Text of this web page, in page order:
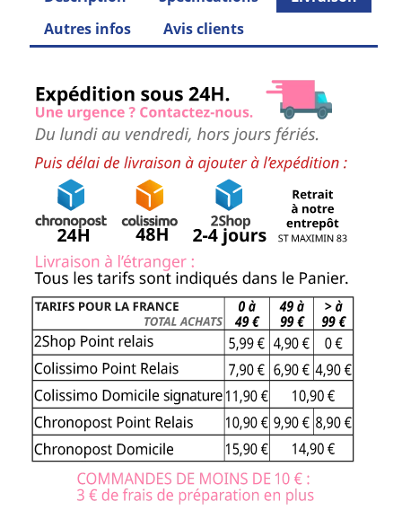
Autres infos
Avis clients